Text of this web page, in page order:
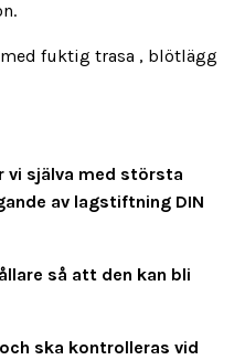
fuktig trasa , blötlägg
vi själva med största
av lagstiftning DIN
så att den kan bli
ska kontrolleras vid